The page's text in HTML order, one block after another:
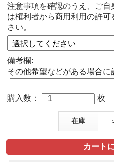
注意事項を確認のうえ、ご自
は権利者から商用利用の許
さい。
備考欄:
その他希望などがある場合に
購入数： 枚
在庫